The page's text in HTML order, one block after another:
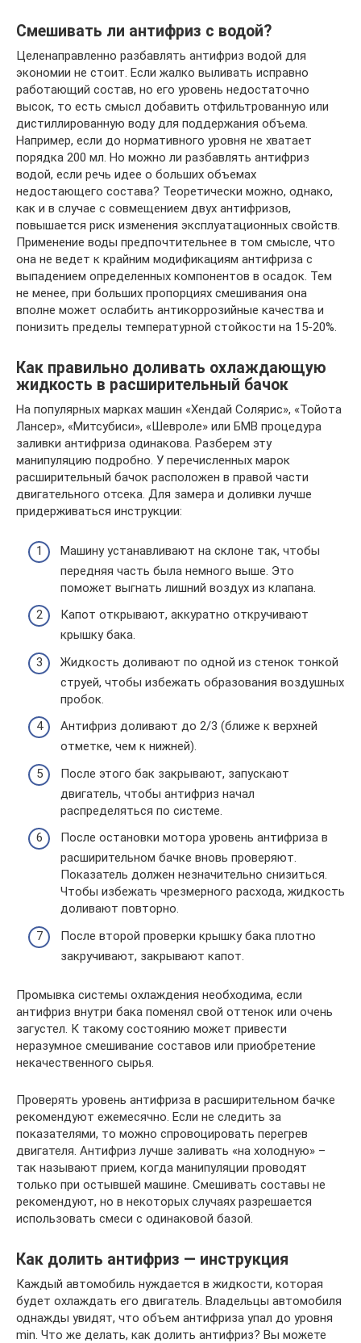
Смешивать ли антифриз с водой?
Целенаправленно разбавлять антифриз водой для
экономии не стоит. Если жалко выливать исправно
работающий состав, но его уровень недостаточно
высок, то есть смысл добавить отфильтрованную или
дистиллированную воду для поддержания объема.
Например, если до нормативного уровня не хватает
порядка 200 мл. Но можно ли разбавлять антифриз
водой, если речь идее о больших объемах
недостающего состава? Теоретически можно, однако,
как и в случае с совмещением двух антифризов,
повышается риск изменения эксплуатационных свойств.
Применение воды предпочтительнее в том смысле, что
она не ведет к крайним модификациям антифриза с
выпадением определенных компонентов в осадок. Тем
не менее, при больших пропорциях смешивания она
вполне может ослабить антикоррозийные качества и
понизить пределы температурной стойкости на 15-20%.
Как правильно доливать охлаждающую
жидкость в расширительный бачок
На популярных марках машин «Хендай Солярис», «Тойота
Лансер», «Митсубиси», «Шевроле» или БМВ процедура
заливки антифриза одинакова. Разберем эту
манипуляцию подробно. У перечисленных марок
расширительный бачок расположен в правой части
двигательного отсека. Для замера и доливки лучше
придерживаться инструкции:
Машину устанавливают на склоне так, чтобы
передняя часть была немного выше. Это
поможет выгнать лишний воздух из клапана.
Капот открывают, аккуратно откручивают
крышку бака.
Жидкость доливают по одной из стенок тонкой
струей, чтобы избежать образования воздушных
пробок.
Антифриз доливают до 2/3 (ближе к верхней
отметке, чем к нижней).
После этого бак закрывают, запускают
двигатель, чтобы антифриз начал
распределяться по системе.
После остановки мотора уровень антифриза в
расширительном бачке вновь проверяют.
Показатель должен незначительно снизиться.
Чтобы избежать чрезмерного расхода, жидкость
доливают повторно.
После второй проверки крышку бака плотно
закручивают, закрывают капот.
Промывка системы охлаждения необходима, если
антифриз внутри бака поменял свой оттенок или очень
загустел. К такому состоянию может привести
неразумное смешивание составов или приобретение
некачественного сырья.
Проверять уровень антифриза в расширительном бачке
рекомендуют ежемесячно. Если не следить за
показателями, то можно спровоцировать перегрев
двигателя. Антифриз лучше заливать «на холодную» –
так называют прием, когда манипуляции проводят
только при остывшей машине. Смешивать составы не
рекомендуют, но в некоторых случаях разрешается
использовать смеси с одинаковой базой.
Как долить антифриз — инструкция
Каждый автомобиль нуждается в жидкости, которая
будет охлаждать его двигатель. Владельцы автомобиля
однажды увидят, что объем антифриза упал до уровня
min. Что же делать, как долить антифриз? Вы можете